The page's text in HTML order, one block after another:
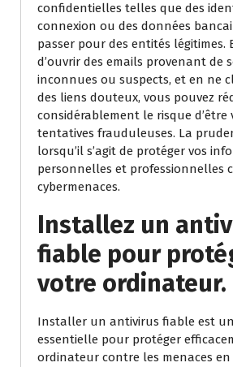
confidentielles telles que des
connexion ou des données
passer pour des entités légitimes.
d’ouvrir des emails provenant de
inconnues ou suspects, et en ne
des liens douteux, vous pouvez
considérablement le risque d’être
tentatives frauduleuses. La
lorsqu’il s’agit de protéger vos
personnelles et professionnelles
cybermenaces.
Installez un
fiable pour
votre ordinateur.
Installer un antivirus fiable est
essentielle pour protéger
ordinateur contre les menaces